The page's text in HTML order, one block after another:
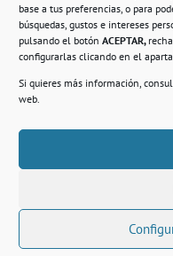
base a tus preferencias, o para
búsquedas, gustos e intereses
pulsando el botón ACEPTAR,
configurarlas clicando en el
Si quieres más información,
web.
Política de Cookies.
© 2021. Realizado